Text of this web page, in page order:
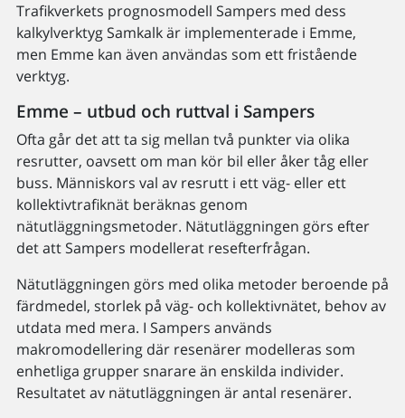
Trafikverkets prognosmodell Sampers med dess
kalkylverktyg Samkalk är implementerade i Emme,
men Emme kan även användas som ett fristående
verktyg.
Emme – utbud och ruttval i Sampers
Ofta går det att ta sig mellan två punkter via olika
resrutter, oavsett om man kör bil eller åker tåg eller
buss. Människors val av resrutt i ett väg- eller ett
kollektivtrafiknät beräknas genom
nätutläggningsmetoder. Nätutläggningen görs efter
det att Sampers modellerat resefterfrågan.
Nätutläggningen görs med olika metoder beroende på
färdmedel, storlek på väg- och kollektivnätet, behov av
utdata med mera. I Sampers används
makromodellering där resenärer modelleras som
enhetliga grupper snarare än enskilda individer.
Resultatet av nätutläggningen är antal resenärer.